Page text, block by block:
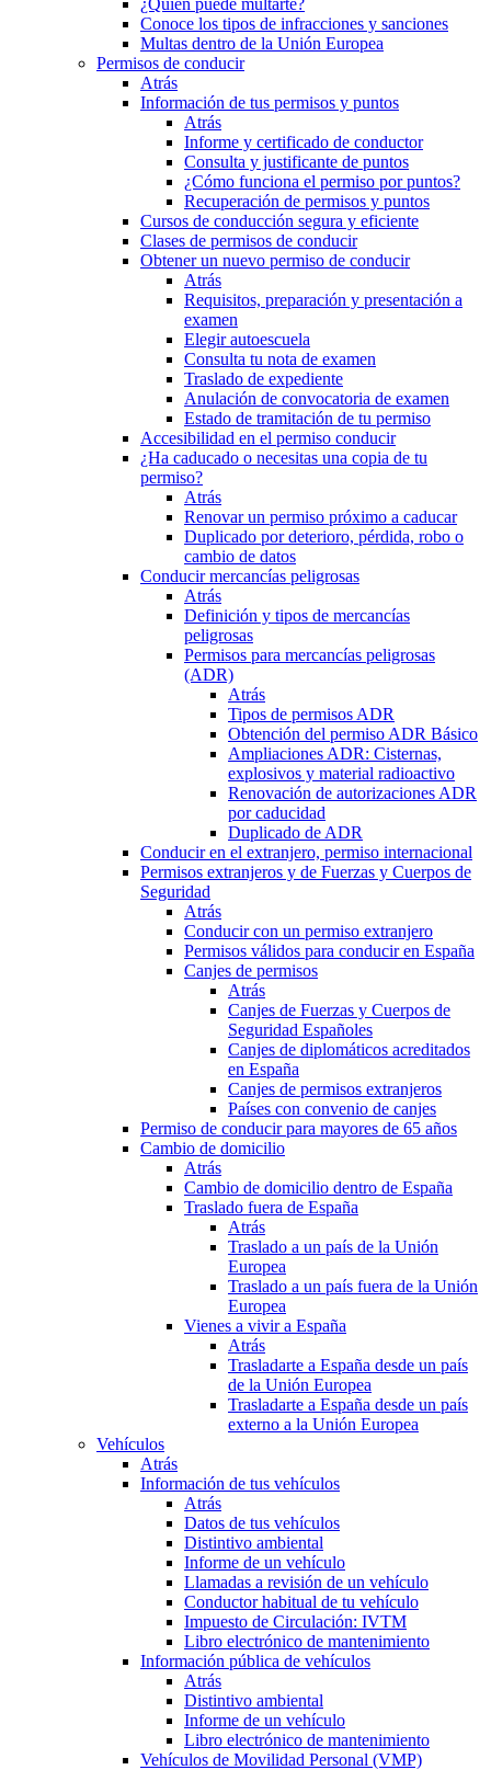
¿Quién puede multarte?
Conoce los tipos de infracciones y sanciones
Multas dentro de la Unión Europea
Permisos de conducir
Atrás
Información de tus permisos y puntos
Atrás
Informe y certificado de conductor
Consulta y justificante de puntos
¿Cómo funciona el permiso por puntos?
Recuperación de permisos y puntos
Cursos de conducción segura y eficiente
Clases de permisos de conducir
Obtener un nuevo permiso de conducir
Atrás
Requisitos, preparación y presentación a
examen
Elegir autoescuela
Consulta tu nota de examen
Traslado de expediente
Anulación de convocatoria de examen
Estado de tramitación de tu permiso
Accesibilidad en el permiso conducir
¿Ha caducado o necesitas una copia de tu
permiso?
Atrás
Renovar un permiso próximo a caducar
Duplicado por deterioro, pérdida, robo o
cambio de datos
Conducir mercancías peligrosas
Atrás
Definición y tipos de mercancías
peligrosas
Permisos para mercancías peligrosas
(ADR)
Atrás
Tipos de permisos ADR
Obtención del permiso ADR Básico
Ampliaciones ADR: Cisternas,
explosivos y material radioactivo
Renovación de autorizaciones ADR
por caducidad
Duplicado de ADR
Conducir en el extranjero, permiso internacional
Permisos extranjeros y de Fuerzas y Cuerpos de
Seguridad
Atrás
Conducir con un permiso extranjero
Permisos válidos para conducir en España
Canjes de permisos
Atrás
Canjes de Fuerzas y Cuerpos de
Seguridad Españoles
Canjes de diplomáticos acreditados
en España
Canjes de permisos extranjeros
Países con convenio de canjes
Permiso de conducir para mayores de 65 años
Cambio de domicilio
Atrás
Cambio de domicilio dentro de España
Traslado fuera de España
Atrás
Traslado a un país de la Unión
Europea
Traslado a un país fuera de la Unión
Europea
Vienes a vivir a España
Atrás
Trasladarte a España desde un país
de la Unión Europea
Trasladarte a España desde un país
externo a la Unión Europea
Vehículos
Atrás
Información de tus vehículos
Atrás
Datos de tus vehículos
Distintivo ambiental
Informe de un vehículo
Llamadas a revisión de un vehículo
Conductor habitual de tu vehículo
Impuesto de Circulación: IVTM
Libro electrónico de mantenimiento
Información pública de vehículos
Atrás
Distintivo ambiental
Informe de un vehículo
Libro electrónico de mantenimiento
Vehículos de Movilidad Personal (VMP)